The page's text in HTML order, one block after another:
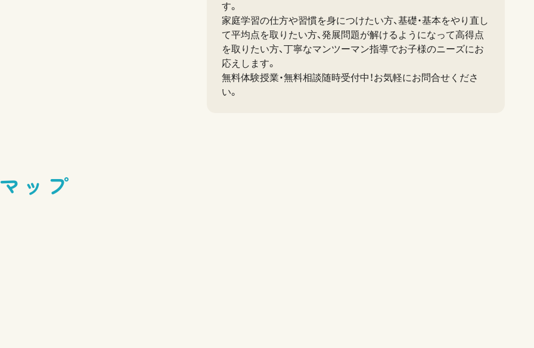
す。
家庭学習の仕方や習慣を身につけたい方、基礎・基本をやり直し
て平均点を取りたい方、発展問題が解けるようになって高得点
を取りたい方、丁寧なマンツーマン指導でお子様のニーズにお
応えします。
無料体験授業・無料相談随時受付中！お気軽にお問合せくださ
い。
ップ